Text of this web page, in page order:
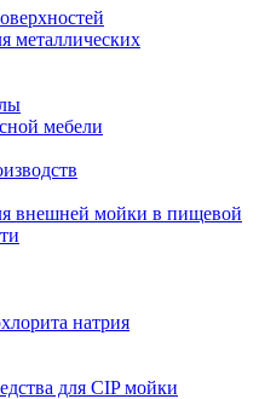
металлических
мебели
внешней мойки в пищевой
натрия
для CIP мойки